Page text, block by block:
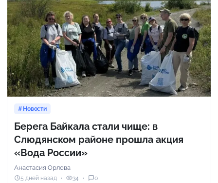
Новости
Берега Байкала стали чище: в
Слюдянском районе прошла акция
«Вода России»
Анастасия Орлова
5 дней назад 34 0